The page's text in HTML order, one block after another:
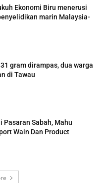
Ekonomi Biru menerusi
marin Malaysia-
gram dirampas, dua warga
di Tawau
Pasaran Sabah, Mahu
Wain Dan Product